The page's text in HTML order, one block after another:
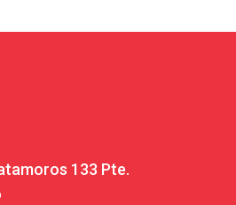
133 Pte.